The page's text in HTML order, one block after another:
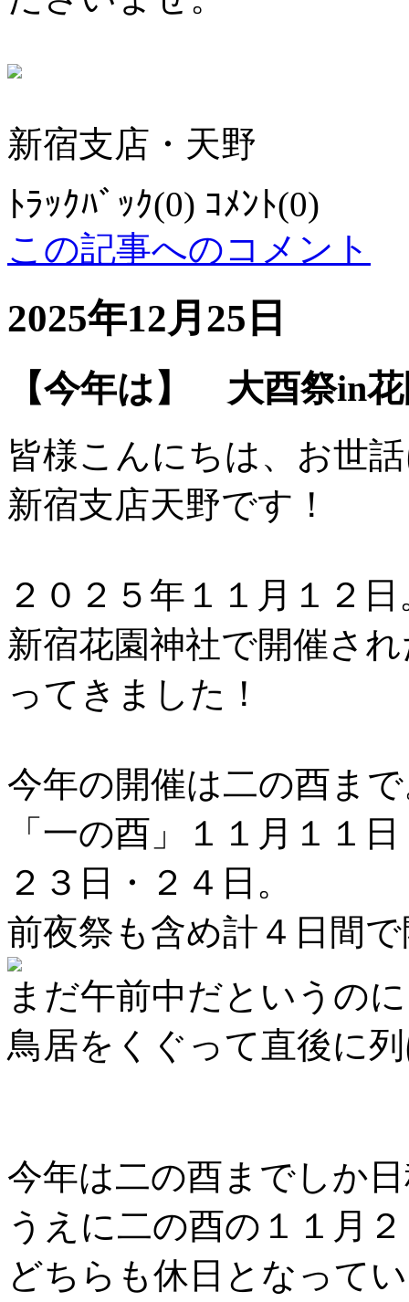
新宿支店・天野
ﾄﾗｯｸﾊﾞｯｸ(0) ｺﾒﾝﾄ(0)
この記事へのコメント
2025年12月25日
【今年は】 大酉祭in
皆様こんにちは、お世
新宿支店天野です！
２０２５年１１月１２日
新宿花園神社で開催さ
ってきました！
今年の開催は二の酉ま
「一の酉」１１月１１
２３日・２４日。
前夜祭も含め計４日間
まだ午前中だというの
鳥居をくぐって直後に
今年は二の酉までしか
うえに二の酉の１１月
どちらも休日となって